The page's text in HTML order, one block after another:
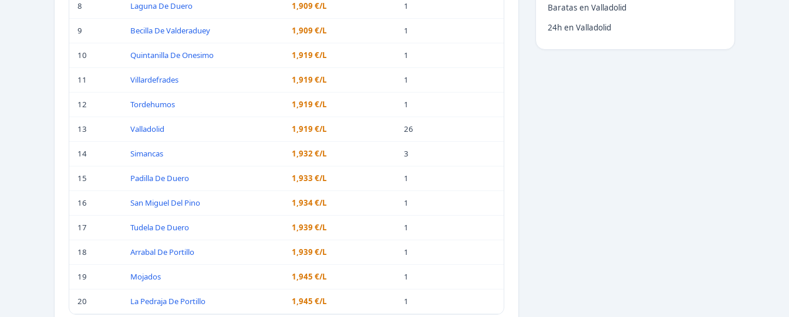
8 Laguna De Duero 1,909 €/L 1
9 Becilla De Valderaduey 1,909 €/L 1
10 Quintanilla De Onesimo 1,919 €/L 1
11 Villardefrades 1,919 €/L 1
12 Tordehumos 1,919 €/L 1
13 Valladolid 1,919 €/L 26
14 Simancas 1,932 €/L 3
15 Padilla De Duero 1,933 €/L 1
16 San Miguel Del Pino 1,934 €/L 1
17 Tudela De Duero 1,939 €/L 1
18 Arrabal De Portillo 1,939 €/L 1
19 Mojados 1,945 €/L 1
20 La Pedraja De Portillo 1,945 €/L 1
Baratas en Valladolid
24h en Valladolid